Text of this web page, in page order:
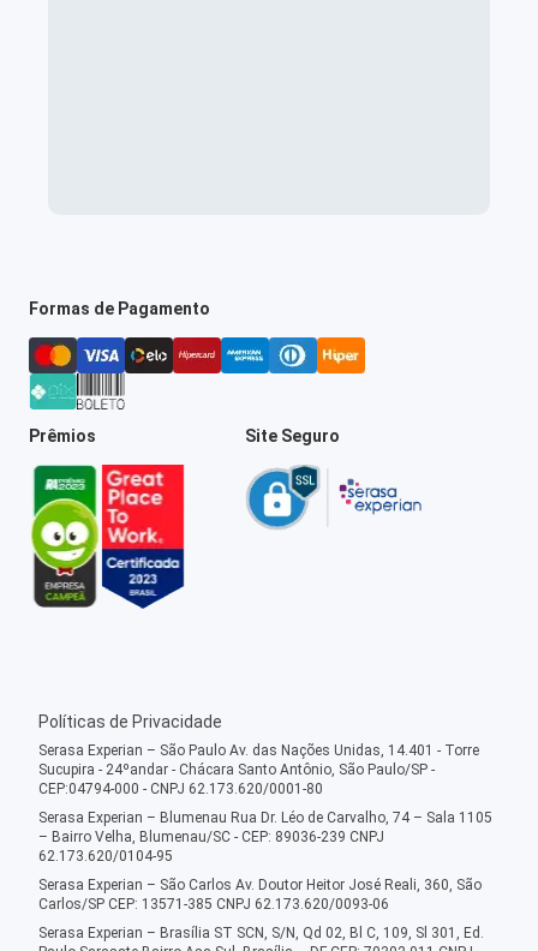
Formas de Pagamento
Prêmios Site Seguro
Políticas de Privacidade
Serasa Experian – São Paulo Av. das Nações Unidas, 14.401 - Torre
Sucupira - 24ºandar - Chácara Santo Antônio, São Paulo/SP -
CEP:04794-000 - CNPJ 62.173.620/0001-80
Serasa Experian – Blumenau Rua Dr. Léo de Carvalho, 74 – Sala 1105
– Bairro Velha, Blumenau/SC - CEP: 89036-239 CNPJ
62.173.620/0104-95
Serasa Experian – São Carlos Av. Doutor Heitor José Reali, 360, São
Carlos/SP CEP: 13571-385 CNPJ 62.173.620/0093-06
Serasa Experian – Brasília ST SCN, S/N, Qd 02, Bl C, 109, Sl 301, Ed.